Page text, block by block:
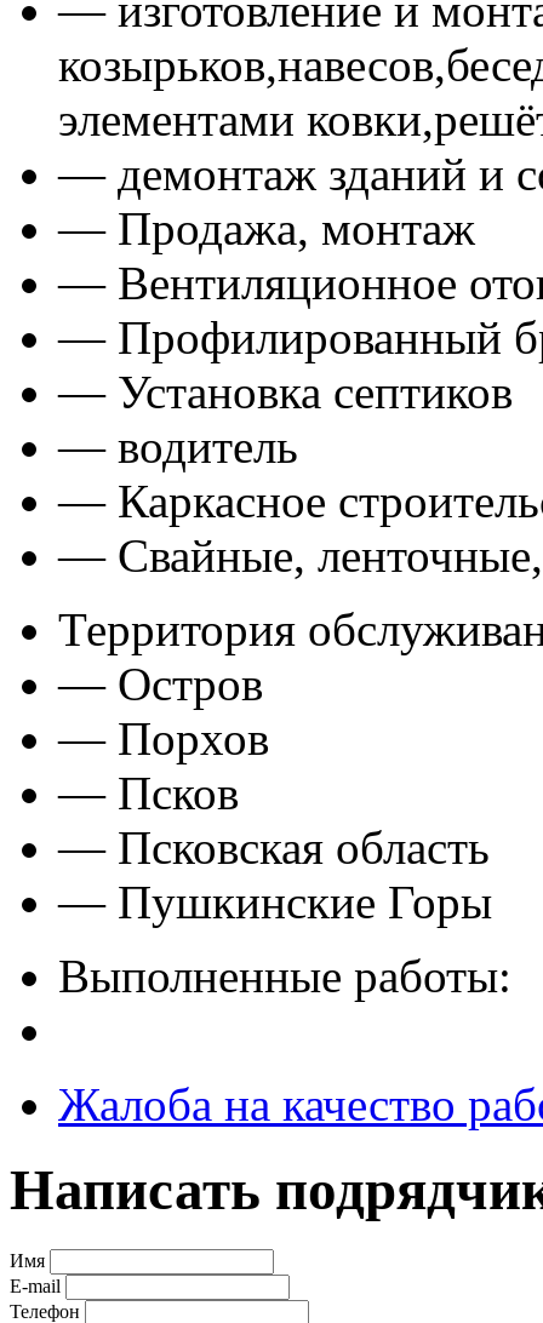
элементами
— демонтаж зданий и
— Продажа, монтаж
— Вентиляционное
— Профилированный
— Установка септиков
— водитель
— Каркасное
— Свайные,
Территория
— Остров
— Порхов
— Псков
— Псковская область
— Пушкинские Горы
Выполненные работы:
Жалоба на качество
Написать
Имя
E-mail
Телефон